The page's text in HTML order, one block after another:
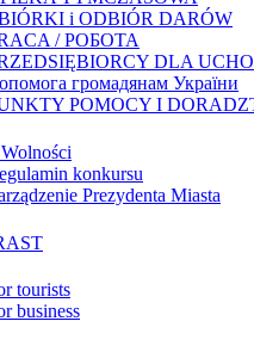
i ODBIÓR DARÓW
/ РОБОТА
DLA
громадянам України
POMOCY I
konkursu
Prezydenta Miasta
tourists
business